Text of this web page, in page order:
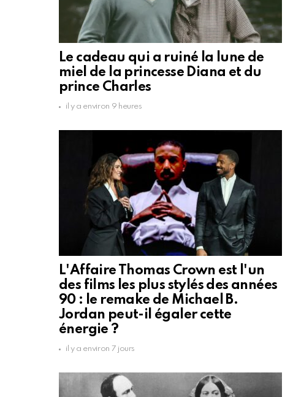
Le cadeau qui a ruiné la lune de
miel de la princesse Diana et du
prince Charles
il y a environ 9 heures
L'Affaire Thomas Crown est l'un
des films les plus stylés des années
90 : le remake de Michael B.
Jordan peut-il égaler cette
énergie ?
il y a environ 7 jours